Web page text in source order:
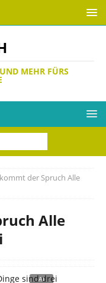
MEHR FÜRS
der Spruch Alle
Alle